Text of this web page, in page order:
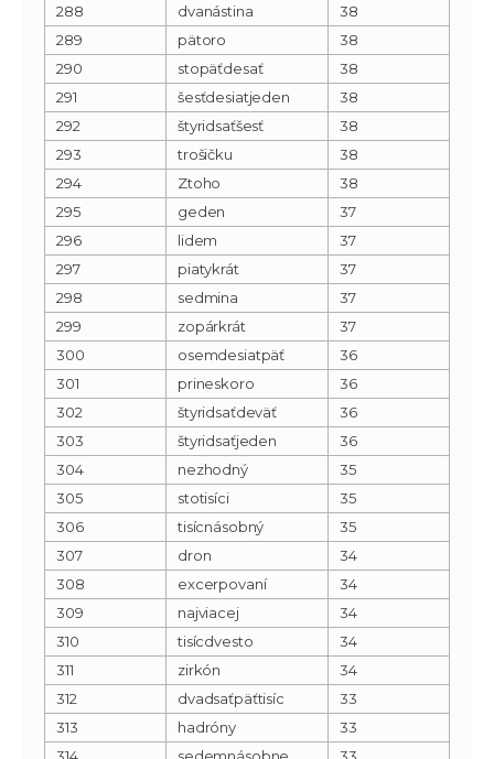
288
dvanástina
38
289
pätoro
38
290
stopäťdesať
38
291
šesťdesiatjeden
38
292
štyridsaťšesť
38
293
trošičku
38
294
Ztoho
38
295
geden
37
296
lidem
37
297
piatykrát
37
298
sedmina
37
299
zopárkrát
37
300
osemdesiatpäť
36
301
prineskoro
36
302
štyridsaťdeväť
36
303
štyridsaťjeden
36
304
nezhodný
35
305
stotisíci
35
306
tisícnásobný
35
307
dron
34
308
excerpovaní
34
309
najviacej
34
310
tisícdvesto
34
311
zirkón
34
312
dvadsaťpäťtisíc
33
313
hadróny
33
314
sedemnásobne 33